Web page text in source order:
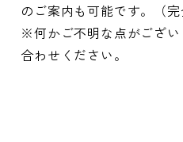
のご案内も可能です。（完
※何かご不明な点がござ
合わせください。